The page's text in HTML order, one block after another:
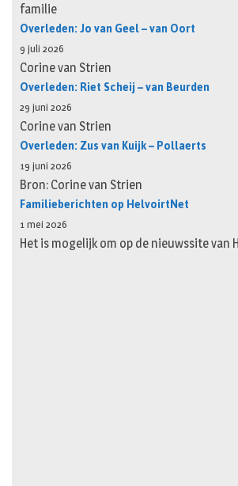
familie
Overleden: Jo van Geel – van Oort
9 juli 2026
Corine van Strien
Overleden: Riet Scheij – van Beurden
29 juni 2026
Corine van Strien
Overleden: Zus van Kuijk – Pollaerts
19 juni 2026
Bron: Corine van Strien
Familieberichten op HelvoirtNet
1 mei 2026
Het is mogelijk om op de nieuwssite van